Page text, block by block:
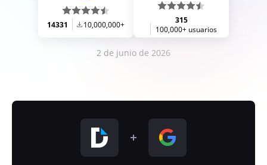
14331 10,000,000+
315
100,000+ usuarios
2 de junio de 2026